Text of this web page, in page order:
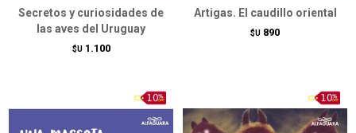
Secretos y curiosidades de
las aves del Uruguay
$U 1.100
Artigas. El caudillo oriental
$U 890